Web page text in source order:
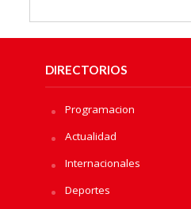
DIRECTORIOS
Programacion
Actualidad
Internacionales
Deportes